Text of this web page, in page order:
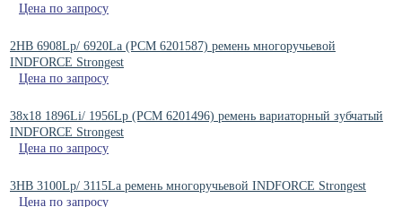
Цена по запросу
2HB 6908Lp/ 6920La (РСМ 6201587) ремень многоручьевой
INDFORCE Strongest
Цена по запросу
38x18 1896Li/ 1956Lp (РСМ 6201496) ремень вариаторный зубчатый
INDFORCE Strongest
Цена по запросу
3HB 3100Lp/ 3115La ремень многоручьевой INDFORCE Strongest
Цена по запросу